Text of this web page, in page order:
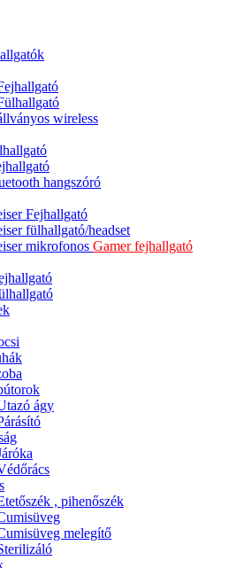
wireless
hangszóró
Fejhallgató
fülhallgató/headset
mikrofonos Gamer fejhallgató
ágy
, pihenőszék
melegítő